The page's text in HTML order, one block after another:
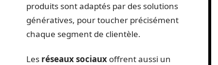
produits sont adaptés par des solutions
génératives, pour toucher précisément
chaque segment de clientèle.
Les réseaux sociaux offrent aussi un